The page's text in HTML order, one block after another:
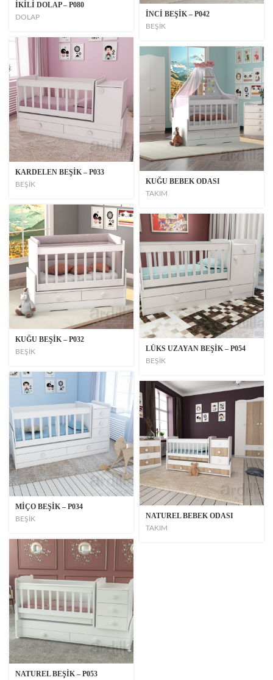
İKİLİ DOLAP – P080
DOLAP İNCİ BEŞİK – P042
BEŞİK
KARDELEN BEŞİK – P033
BEŞİK KUĞU BEBEK ODASI
TAKIM
KUĞU BEŞİK – P032
BEŞİK LÜKS UZAYAN BEŞİK – P054
BEŞİK
MİÇO BEŞİK – P034
BEŞİK NATUREL BEBEK ODASI
TAKIM
NATUREL BEŞİK – P053